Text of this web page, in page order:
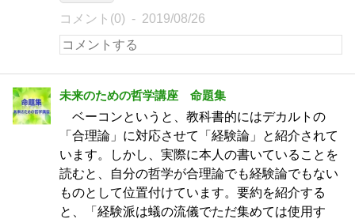
コメント(0) 2019/08/26
未来のための哲学講座 命題集
ベーコンというと、教科書的にはデカルトの
「合理論」に対応させて「経験論」と紹介されて
います。しかし、実際に本人の書いていることを
読むと、自分の哲学が合理論でも経験論でもない
ものとして位置付けています。要約を紹介する
と、「経験派は蟻の流儀でただ集めては使用す